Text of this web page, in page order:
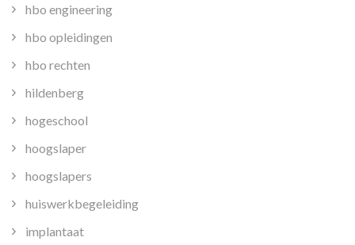
hbo engineering
hbo opleidingen
hbo rechten
hildenberg
hogeschool
hoogslaper
hoogslapers
huiswerkbegeleiding
implantaat